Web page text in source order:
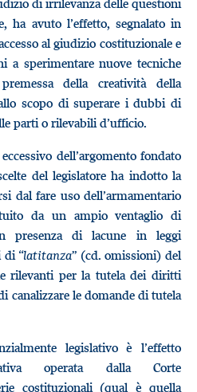
di irrilevanza delle questioni
ha avuto l’effetto, segnalato in
al giudizio costituzionale e
sperimentare nuove tecniche
della creatività della
scopo di superare i dubbi di
parti o rilevabili d’ufficio.
dell’argomento fondato
del legislatore ha indotto la
dal fare uso dell’armamentario
da un ampio ventaglio di
presenza di lacune in leggi
di “latitanza” (cd. omissioni) del
rilevanti per la tutela dei diritti
canalizzare le domande di tutela
legislativo è l’effetto
operata dalla Corte
costituzionali (qual è quella